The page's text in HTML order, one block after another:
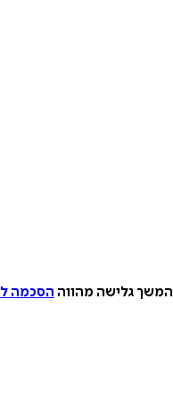
המשך גלישה מהווה הסכמה